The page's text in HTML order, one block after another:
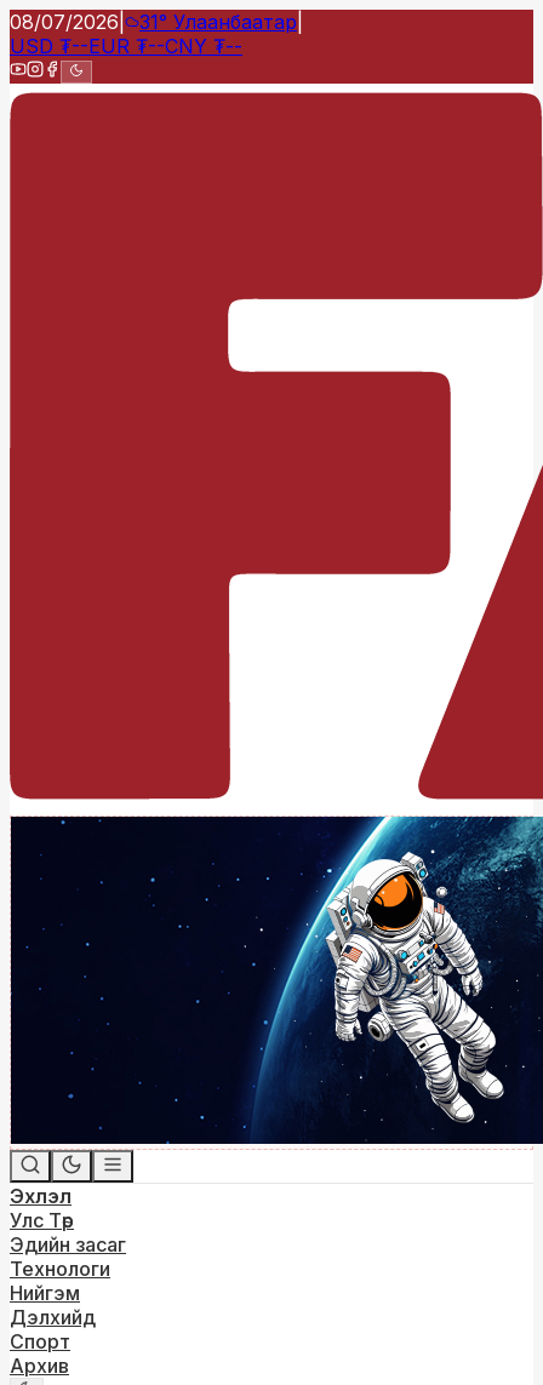
08/07/2026 31° Улаанбаатар
USD ₮--EUR ₮--CNY ₮--
Эхлэл
Улс Төр
Эдийн засаг
Технологи
Нийгэм
Дэлхийд
Спорт
Архив